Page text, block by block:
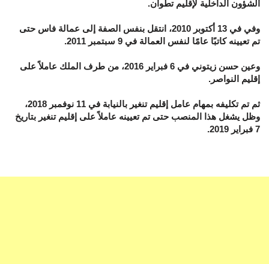
الشؤون الداخلية لإقليم تطوان.
وفي في 13 أكتوبر 2010، انتقل بنفس الصفة إلى عمالة فاس حتى
تم تعيينه كاتبًا عامًا لنفس العمالة في 9 سبتمبر 2011.
وعين حسن زيتوني في 6 فبراير 2016، من طرف الملك عاملاً على
إقليم النواصر.
ثم تم تكليفه بمهام عامل إقليم تنغير بالنيابة في 11 نوفمبر 2018،
وظل يشغل هذا المنصب حتى تم تعيينه عاملاً على إقليم تنغير بتاريخ
7 فبراير 2019.